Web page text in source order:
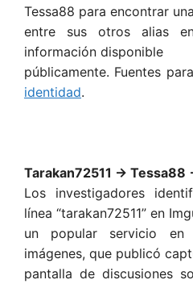
Tessa88 para encontrar
entre sus otros alias
información disponible
públicamente. Fuentes
identidad.
Tarakan72511 → Tessa88
Los investigadores
línea “tarakan72511” en
un popular servicio en
imágenes, que publicó
pantalla de discusiones